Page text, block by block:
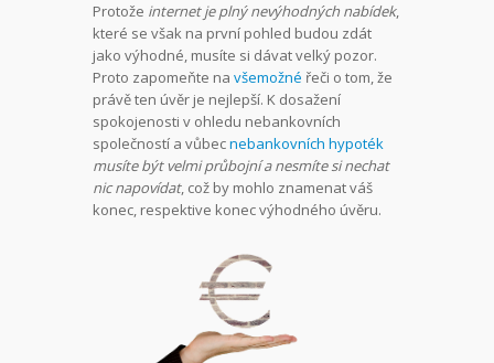
Protože internet je plný nevýhodných nabídek,
které se však na první pohled budou zdát
jako výhodné, musíte si dávat velký pozor.
Proto zapomeňte na všemožné řeči o tom, že
právě ten úvěr je nejlepší. K dosažení
spokojenosti v ohledu nebankovních
společností a vůbecnebankovních hypoték
musíte být velmi průbojní a nesmíte si nechat
nic napovídat, což by mohlo znamenat váš
konec, respektive konec výhodného úvěru.